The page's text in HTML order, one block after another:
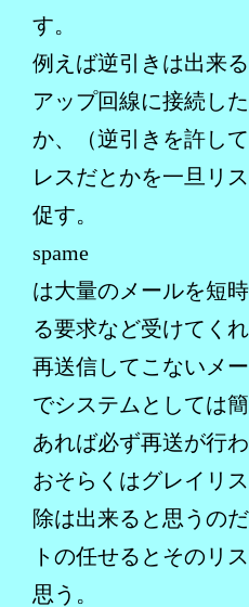
す。
例えば逆引きは出来
アップ回線に接続し
か、（逆引きを許し
レスだとかを一旦リ
促す。
spame
は大量のメールを短
る要求など受けてく
再送信してこないメ
でシステムとしては
あれば必ず再送が行
おそらくはグレイリ
除は出来ると思うの
トの任せるとそのリ
思う。